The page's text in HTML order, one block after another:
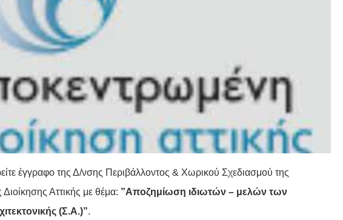
έγγραφο της Δ/νσης Περιβάλλοντος & Χωρικού Σχεδιασμού της
Αττικής με θέμα: ”Αποζημίωση ιδιωτών – μελών των
(Σ.Α.)”.